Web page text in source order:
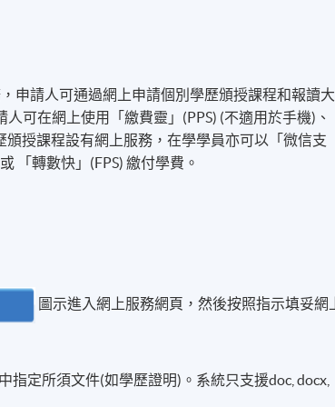
申請人可通過網上申請個別學歷頒授課程和報讀大
可在網上使用「繳費靈」(PPS) (不適用於手機)、
授課程設有網上服務，在學學員亦可以「微信支
「轉數快」(FPS) 繳付學費。
圖示進入網上服務網頁，然後按照指示填妥網
定所須文件(如學歷證明)。系統只支援doc, docx,